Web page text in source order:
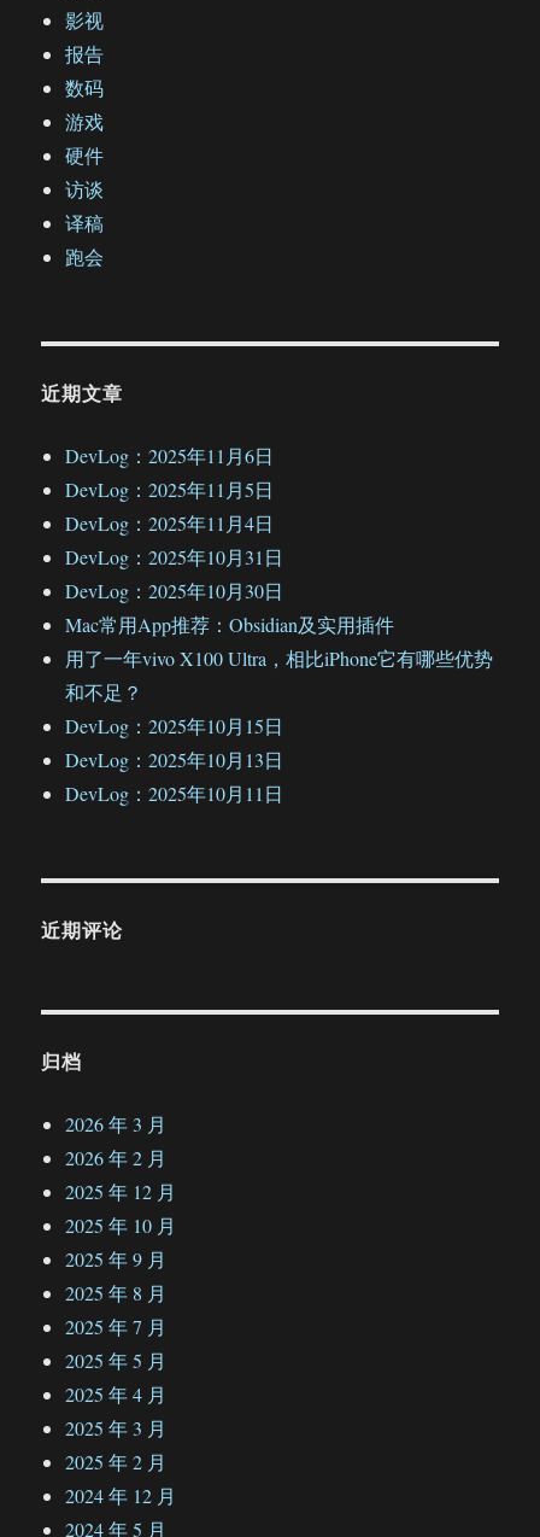
影视
报告
数码
游戏
硬件
访谈
译稿
跑会
近期文章
DevLog：2025年11月6日
DevLog：2025年11月5日
DevLog：2025年11月4日
DevLog：2025年10月31日
DevLog：2025年10月30日
Mac常用App推荐：Obsidian及实用插件
用了一年vivo X100 Ultra，相比iPhone它有哪些优势
和不足？
DevLog：2025年10月15日
DevLog：2025年10月13日
DevLog：2025年10月11日
近期评论
归档
2026 年 3 月
2026 年 2 月
2025 年 12 月
2025 年 10 月
2025 年 9 月
2025 年 8 月
2025 年 7 月
2025 年 5 月
2025 年 4 月
2025 年 3 月
2025 年 2 月
2024 年 12 月
2024 年 5 月